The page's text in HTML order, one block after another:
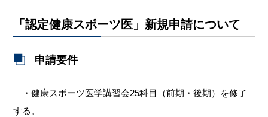
「認定健康スポーツ医」新規申請について
申請要件
・健康スポーツ医学講習会25科目（前期・後期）を修了
する。